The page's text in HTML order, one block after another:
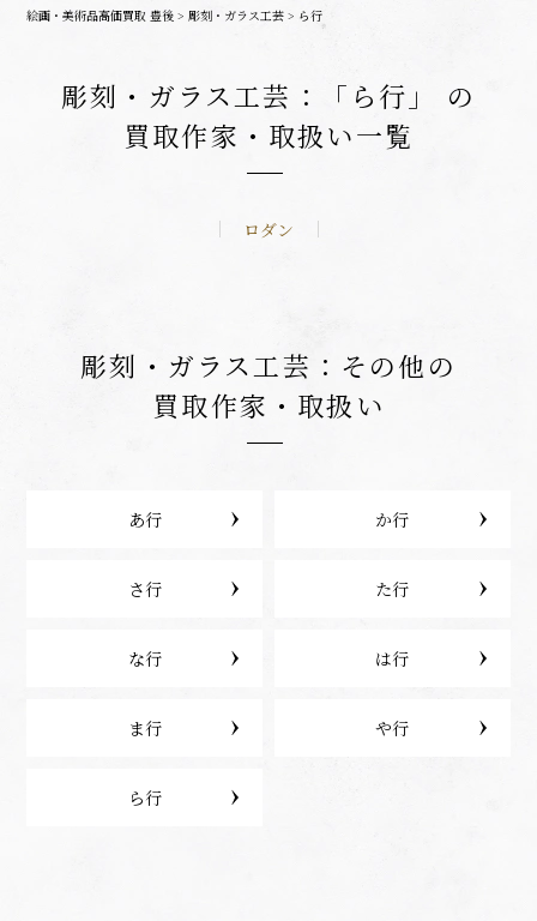
絵画・美術品高価買取 豊後 >彫刻・ガラス工芸 > ら行
彫刻・ガラス工芸：「ら行」 の
買取作家・取扱い一覧
ロダン
彫刻・ガラス工芸：その他の
買取作家・取扱い
あ行 か行
さ行 た行
な行 は行
ま行 や行
ら行